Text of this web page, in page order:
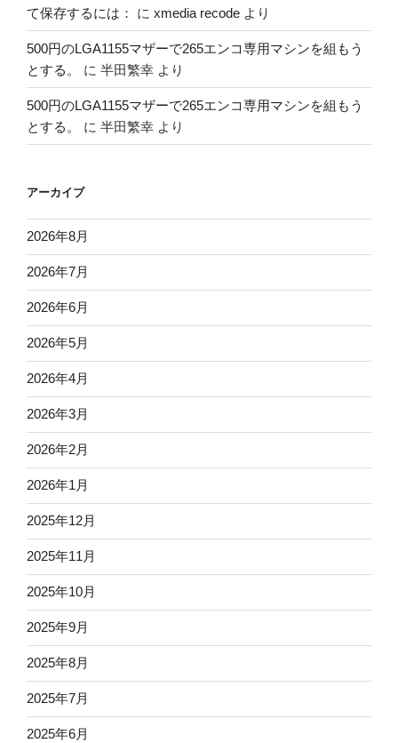
て保存するには：
に xmedia recode より
500円のLGA1155マザーで265エンコ専用マシンを組もう
とする。
に 半田繁幸 より
500円のLGA1155マザーで265エンコ専用マシンを組もう
とする。
に 半田繁幸 より
アーカイブ
2026年8月
2026年7月
2026年6月
2026年5月
2026年4月
2026年3月
2026年2月
2026年1月
2025年12月
2025年11月
2025年10月
2025年9月
2025年8月
2025年7月
2025年6月